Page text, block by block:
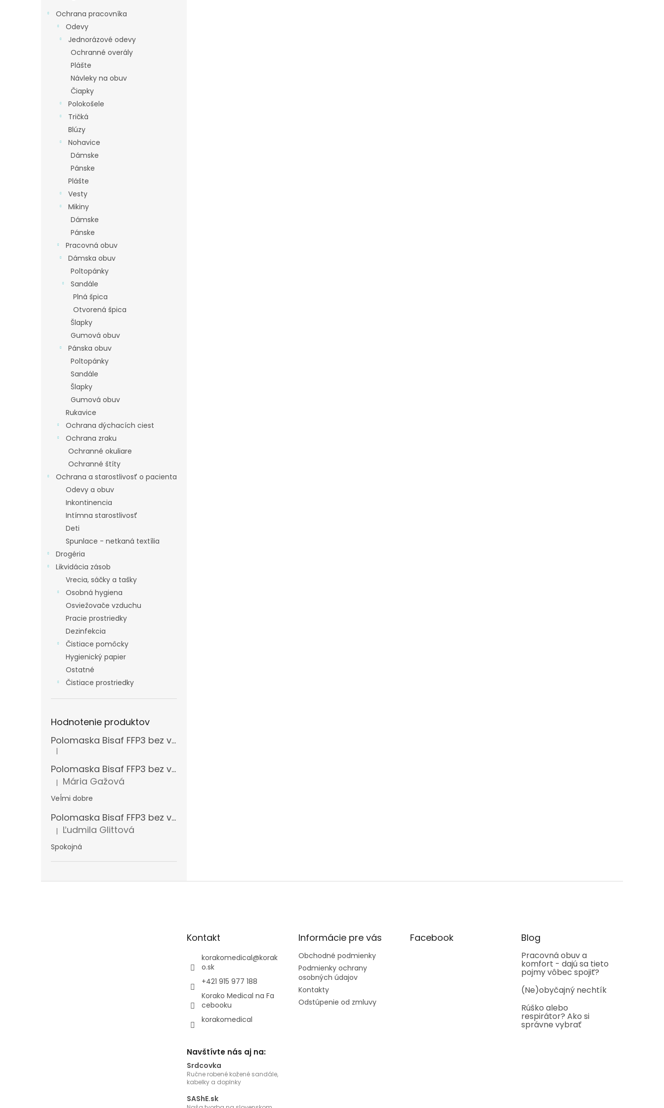
Ochrana pracovníka
Odevy
Jednorázové odevy
Ochranné overály
Plášte
Návleky na obuv
Čiapky
Polokošele
Tričká
Blúzy
Nohavice
Dámske
Pánske
Plášte
Vesty
Mikiny
Dámske
Pánske
Pracovná obuv
Dámska obuv
Poltopánky
Sandále
Plná špica
Otvorená špica
Šlapky
Gumová obuv
Pánska obuv
Poltopánky
Sandále
Šlapky
Gumová obuv
Rukavice
Ochrana dýchacích ciest
Ochrana zraku
Ochranné okuliare
Ochranné štíty
Ochrana a starostlivosť o pacienta
Odevy a obuv
Inkontinencia
Intímna starostlivosť
Deti
Spunlace - netkaná textília
Drogéria
Likvidácia zásob
Vrecia, sáčky a tašky
Osobná hygiena
Osviežovače vzduchu
Pracie prostriedky
Dezinfekcia
Čistiace pomôcky
Hygienický papier
Ostatné
Čistiace prostriedky
Hodnotenie produktov
Polomaska Bisaf FFP3 bez ventilčeka , balenie 15 ks
Hodnotenie produktu je 5 z 5 hviezdičiek.
|
Polomaska Bisaf FFP3 bez ventilčeka 99 % , balenie 1 ks
Hodnotenie produktu je 5 z 5 hviezdičiek.
| Mária Gažová
Veĺmi dobre
Polomaska Bisaf FFP3 bez ventilčeka , balenie 15 ks
Hodnotenie produktu je 5 z 5 hviezdičiek.
| Ľudmila Glittová
Spokojná
Kontakt
korakomedical@korak
o.sk
+421 915 977 188
Korako Medical na Fa
cebooku
korakomedical
Informácie pre vás
Obchodné podmienky
Podmienky ochrany
osobných údajov
Kontakty
Odstúpenie od zmluvy
Facebook Blog
Pracovná obuv a
komfort - dajú sa tieto
pojmy vôbec spojiť?
(Ne)obyčajný nechtík
Rúško alebo
respirátor? Ako si
správne vybrať
Navštívte nás aj na:
Srdcovka
Ručne robené kožené sandále,
kabelky a doplnky
SAShE.sk